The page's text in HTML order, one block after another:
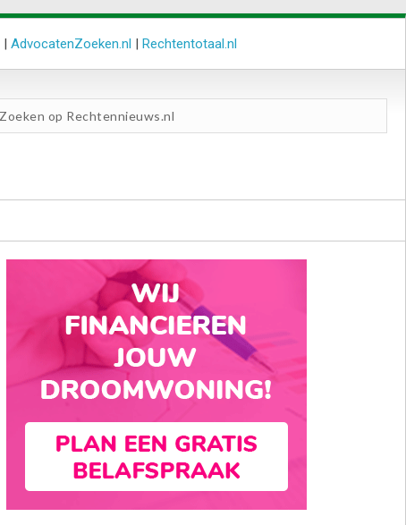
| AdvocatenZoeken.nl | Rechtentotaal.nl